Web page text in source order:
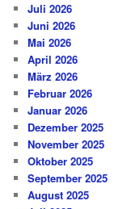
Juli 2026
Juni 2026
Mai 2026
April 2026
März 2026
Februar 2026
Januar 2026
Dezember 2025
November 2025
Oktober 2025
September 2025
August 2025